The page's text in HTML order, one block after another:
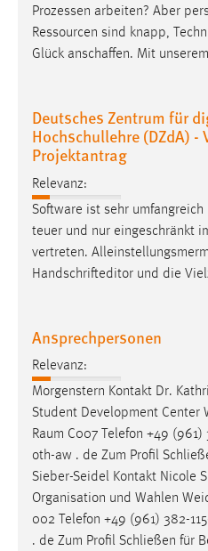
Prozessen arbeiten? Aber
Ressourcen sind knapp,
Glück anschaffen. Mit
Deutsches Zentrum für
Hochschullehre (DZdA) -
Projektantrag
Relevanz:
Software ist sehr
teuer und nur eingeschränkt
vertreten.
Handschrifteditor und die
Ansprechpersonen
Relevanz:
Morgenstern Kontakt Dr.
Student Development Center
Raum C007 Telefon +49 (961)
oth-aw . de Zum Profil
Sieber-Seidel Kontakt Nicole
Organisation und Wahlen
002 Telefon +49 (961) 382-
. de Zum Profil Schließen für
Google Ads
Name:
Google Ireland Limited
Zweck:
Cookie Laufzeit:
3 Monate
Facebook Pixel
Anbieter:
Zweck:
Conversion-Tracking
Cookie Laufzeit: